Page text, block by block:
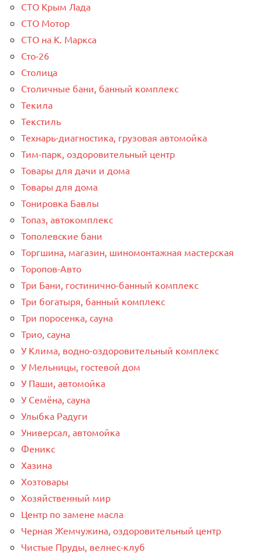
СТО Крым Лада
СТО Мотор
СТО на К. Маркса
Сто-26
Столица
Столичные бани, банный комплекс
Текила
Текстиль
Технарь-диагностика, грузовая автомойка
Тим-парк, оздоровительный центр
Товары для дачи и дома
Товары для дома
Тонировка Бавлы
Топаз, автокомплекс
Тополевские бани
Торгшина, магазин, шиномонтажная мастерская
Торопов-Авто
Три Бани, гостинично-банный комплекс
Три богатыря, банный комплекс
Три поросенка, сауна
Трио, сауна
У Клима, водно-оздоровительный комплекс
У Мельницы, гостевой дом
У Паши, автомойка
У Семёна, сауна
Улыбка Радуги
Универсал, автомойка
Феникс
Хазина
Хозтовары
Хозяйственный мир
Центр по замене масла
Черная Жемчужина, оздоровительный центр
Чистые Пруды, велнес-клуб